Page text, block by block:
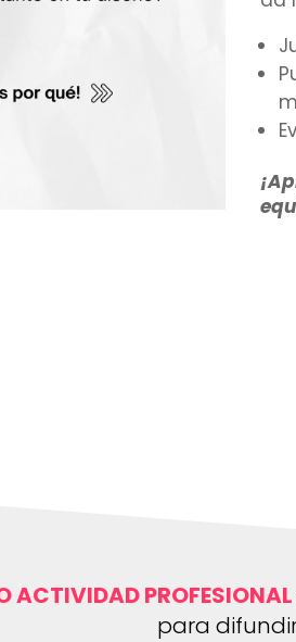
ACTIVIDAD PROFESIONAL
para